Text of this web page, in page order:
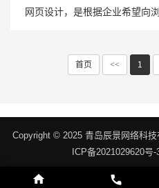
案例展示一
首页 << 1
Copyright © 2025 青岛辰景网络科
ICP备2021029620号-